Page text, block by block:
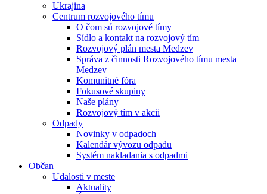
Ukrajina
Centrum rozvojového tímu
O čom sú rozvojové tímy
Sídlo a kontakt na rozvojový tím
Rozvojový plán mesta Medzev
Správa z činnosti Rozvojového tímu mesta
Medzev
Komunitné fóra
Fokusové skupiny
Naše plány
Rozvojový tím v akcii
Odpady
Novinky v odpadoch
Kalendár vývozu odpadu
Systém nakladania s odpadmi
Občan
Udalosti v meste
Aktuality